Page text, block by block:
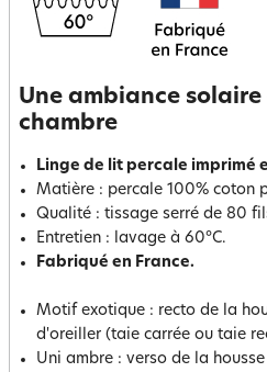
Une ambiance
chambre
Linge de lit percale imprimé
Matière : percale 100% coton
Qualité : tissage serré de 80
Entretien : lavage à 60°C.
Fabriqué en France.
Motif exotique : recto de la
d'oreiller (taie carrée ou taie
Uni ambre : verso de la